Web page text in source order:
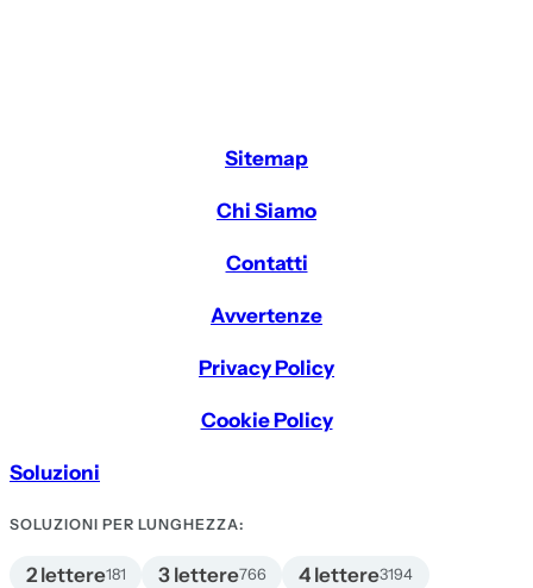
Sitemap
Chi Siamo
Contatti
Avvertenze
Privacy Policy
Cookie Policy
Soluzioni
SOLUZIONI PER LUNGHEZZA:
2 lettere181 3 lettere766 4 lettere3194